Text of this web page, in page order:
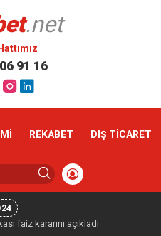
.net
91 16
REKABET DIŞ TİCARET
24
yükselişle başladı